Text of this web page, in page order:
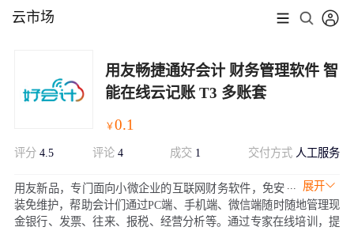
云市场
用友畅捷通好会计 财务管理软件 智
能在线云记账 T3 多账套
￥0.1
评分 4.5 评论 4 成交 1 交付方式 人工服务
展开
用友新品，专门面向小微企业的互联网财务软件，免安
装免维护，帮助会计们通过PC端、手机端、微信端随时随地管理现
金银行、发票、往来、报税、经营分析等。通过专家在线培训，提